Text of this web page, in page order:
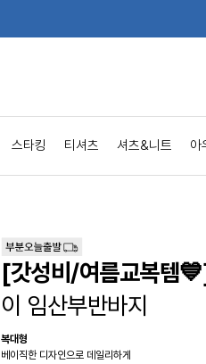
스타킹 티셔츠 셔츠&니트 아
[갓성비/여름교복템
이 임산부반바지
복대형
베이직한 디자인으로 데일리하게